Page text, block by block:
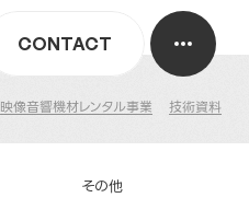
映像音響機材レンタル事業 技術資料
CONTACT
その他